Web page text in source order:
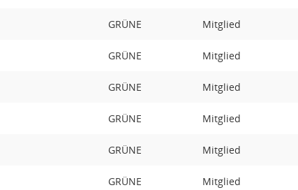
GRÜNE Mitglied
GRÜNE Mitglied
GRÜNE Mitglied
GRÜNE Mitglied
GRÜNE Mitglied
GRÜNE Mitglied